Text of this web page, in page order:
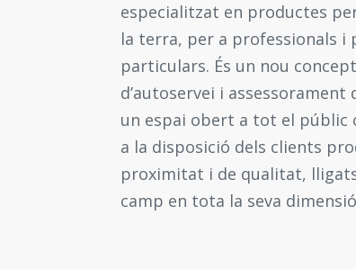
especialitzat en productes
la terra, per a professionals i
particulars. És un nou
d’autoservei i assessorament
un espai obert a tot el públic
a la disposició dels clients
proximitat i de qualitat,
camp en tota la seva